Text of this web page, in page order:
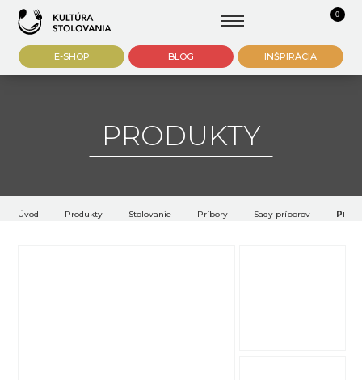
0
E-SHOP BLOG INŠPIRÁCIA
PRODUKTY
Úvod Produkty Stolovanie Príbory Sady príborov